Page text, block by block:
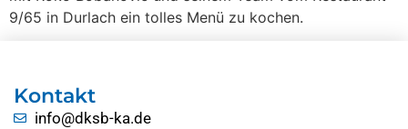
9/65 in Durlach ein tolles Menü zu kochen.
Kontakt
info@dksb-ka.de